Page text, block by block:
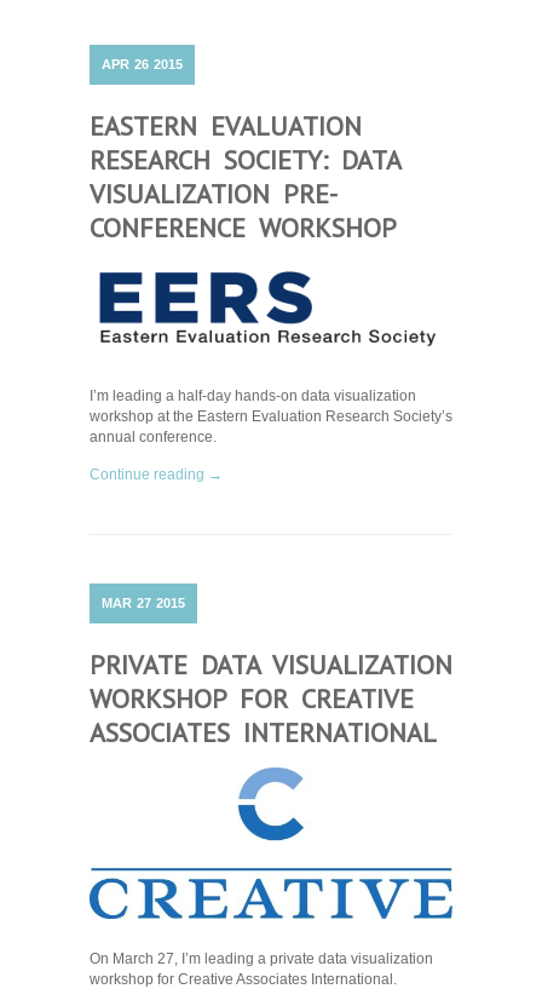
APR 26 2015
EASTERN EVALUATION
RESEARCH SOCIETY: DATA
VISUALIZATION PRE-
CONFERENCE WORKSHOP
I’m leading a half-day hands-on data visualization
workshop at the Eastern Evaluation Research Society’s
annual conference.
Continue reading →
MAR 27 2015
PRIVATE DATA VISUALIZATION
WORKSHOP FOR CREATIVE
ASSOCIATES INTERNATIONAL
On March 27, I’m leading a private data visualization
workshop for Creative Associates International.